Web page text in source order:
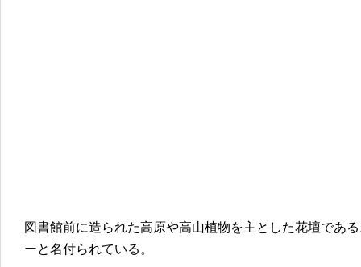
図書館前に造られた高原や高山植物を主とした花壇であ
ーと名付られている。